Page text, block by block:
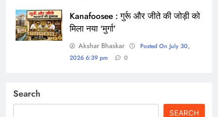
Kanafoosee : गुर्रू और जीते की जोड़ी को
मिला नया ‘मुर्गा’
Akshar Bhaskar
Posted On July 30,
2026 6:39 pm
0
Search
SEARCH